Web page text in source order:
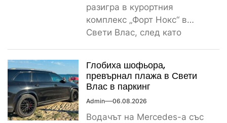
разигра в курортния
комплекс „Форт Нокс“ в
Свети Влас, след като
Глобиха шофьора,
превърнал плажа в Свети
Влас в паркинг
Admin 06.08.2026
Водачът на Mercedes-а със